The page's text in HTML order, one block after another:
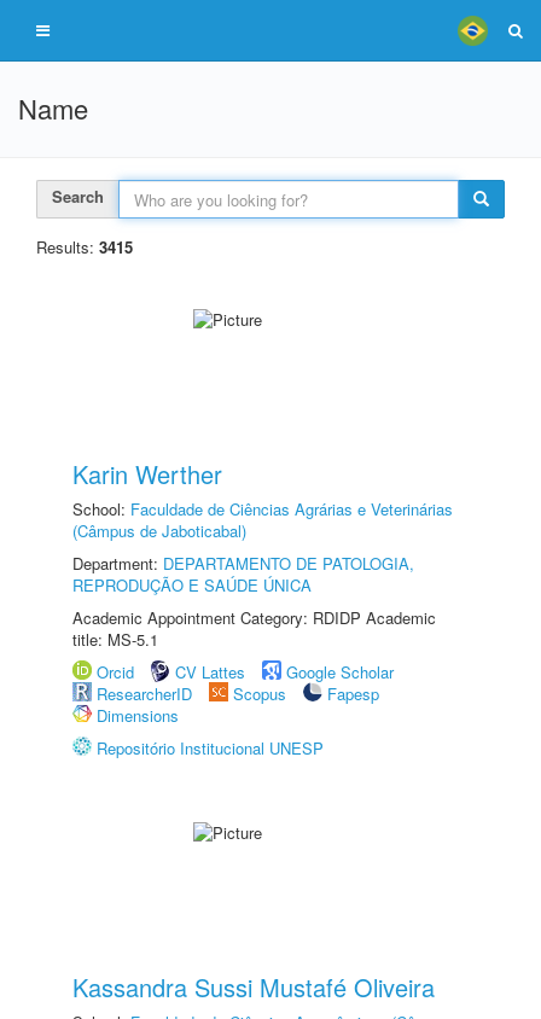
Name
Search
Results: 3415
Karin Werther
School: Faculdade de Ciências Agrárias e Veterinárias
(Câmpus de Jaboticabal)
Department: DEPARTAMENTO DE PATOLOGIA,
REPRODUÇÃO E SAÚDE ÚNICA
Academic Appointment Category: RDIDP Academic
title: MS-5.1
Orcid
CV Lattes
Google Scholar
ResearcherID
Scopus
Fapesp
Dimensions
Repositório Institucional UNESP
Kassandra Sussi Mustafé Oliveira